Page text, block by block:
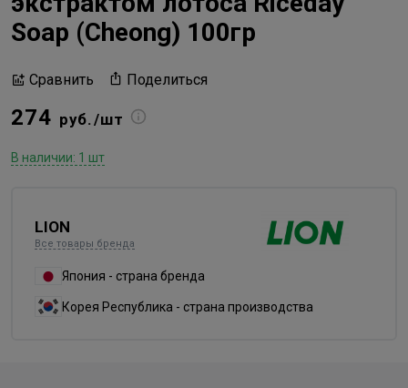
Soap (Cheong) 100гр
Сравнить Поделиться
274 руб./шт
В наличии: 1 шт
LION
Все товары бренда
Япония - страна бренда
Корея Республика - страна производства